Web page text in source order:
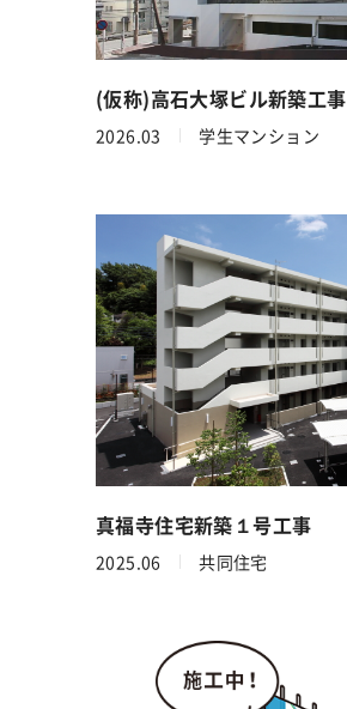
(仮称)高石大塚ビル新築工事
2026.03 学生マンション
真福寺住宅新築１号工事
2025.06 共同住宅